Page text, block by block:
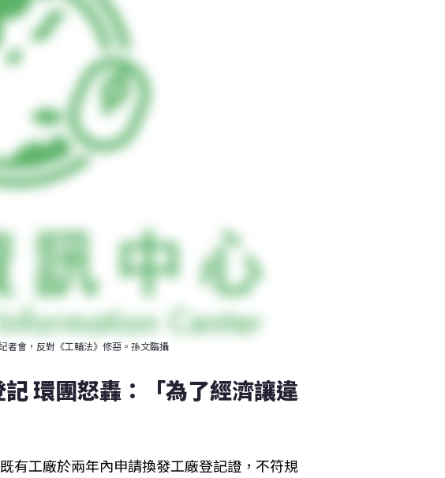
者會，反對《工輔法》修惡。孫文臨攝
環團怒轟：「為了經濟讓違
有工廠於兩年內申請換發工廠登記證，不符規